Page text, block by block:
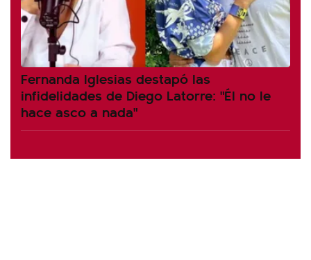
Fernanda Iglesias destapó las
infidelidades de Diego Latorre: "Él no le
hace asco a nada"